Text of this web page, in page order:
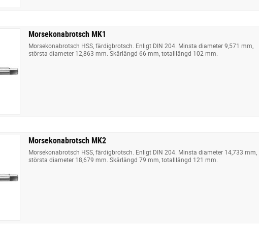
Morsekonabrotsch MK1
Morsekonabrotsch HSS, färdigbrotsch. Enligt DIN 204. Minsta diameter 9,571 mm,
största diameter 12,863 mm. Skärlängd 66 mm, totalllängd 102 mm.
Morsekonabrotsch MK2
Morsekonabrotsch HSS, färdigbrotsch. Enligt DIN 204. Minsta diameter 14,733 mm,
största diameter 18,679 mm. Skärlängd 79 mm, totalllängd 121 mm.